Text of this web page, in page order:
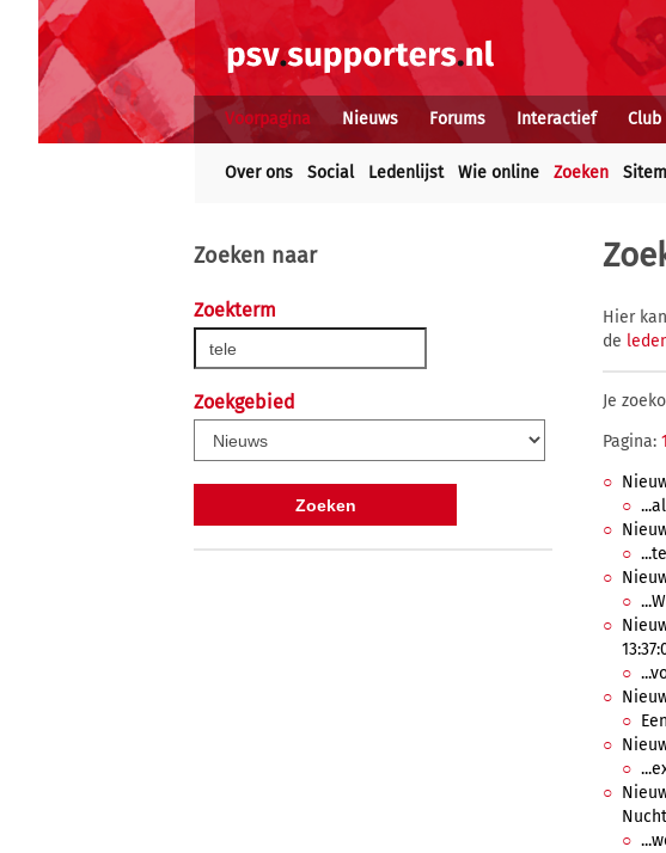
Voorpagina Nieuws Forums Interactief Club
Over ons Social Ledenlijst Wie online Zoeken
Zoeken naar
Zoekterm
Zoekgebied
Hier
de
Je
Pagina: 1